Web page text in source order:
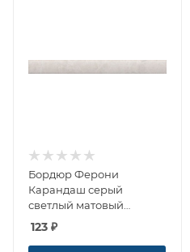
Бордюр Ферони
Карандаш серый
светлый матовый
(PFE039) 20x2x0.9 от
123 ₽